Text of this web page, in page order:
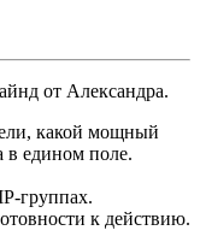
от Александра.
какой мощный
в едином поле.
группах.
к действию.